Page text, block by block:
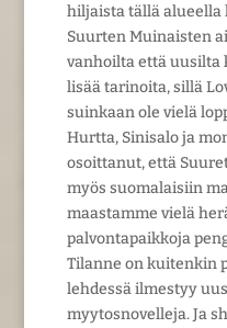
hiljaista tällä alueella
Suurten Muinaisten
vanhoilta että
lisää tarinoita, sillä
suinkaan ole vielä
Hurtta, Sinisalo ja
osoittanut, että
myös suomalaisiin
maastamme vielä
palvontapaikkoja
Tilanne on kuitenkin
lehdessä ilmestyy
myytosnovelleja. Ja